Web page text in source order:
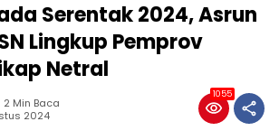
Serentak 2024, Asrun
Lingkup Pemprov
Netral
2 Min Baca
2024
1055